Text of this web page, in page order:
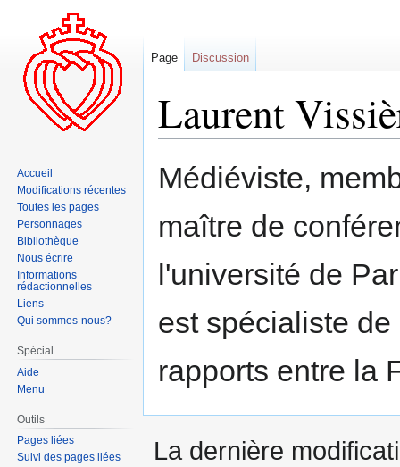
Laurent
navigation
recherche
Médiéviste,
maître de
l'université de
est spécialiste
rapports entre la
Page Discussion
Accueil
Modifications récentes
Toutes les pages
Personnages
Bibliothèque
Nous écrire
Informations
rédactionnelles
Liens
Qui sommes-nous?
Spécial
Aide
Menu
Outils
Pages liées
Suivi des pages liées
La dernière